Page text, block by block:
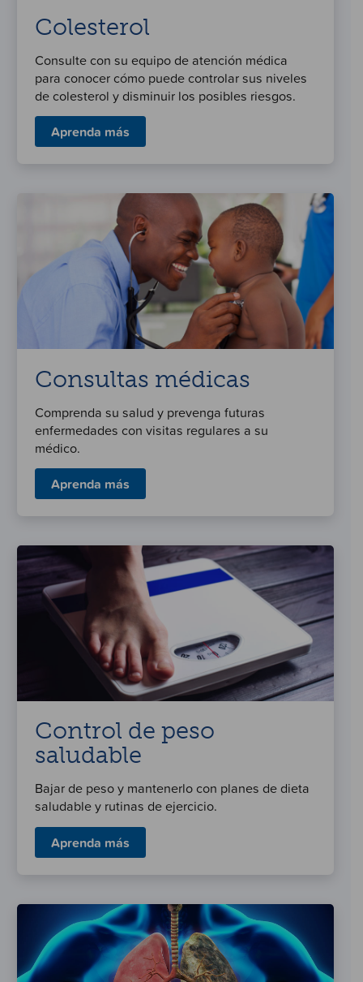
Colesterol
Consulte con su equipo de atención médica
para conocer cómo puede controlar sus niveles
de colesterol y disminuir los posibles riesgos.
Aprenda más
Consultas médicas
Comprenda su salud y prevenga futuras
enfermedades con visitas regulares a su
médico.
Aprenda más
Control de peso
saludable
Bajar de peso y mantenerlo con planes de dieta
saludable y rutinas de ejercicio.
Aprenda más